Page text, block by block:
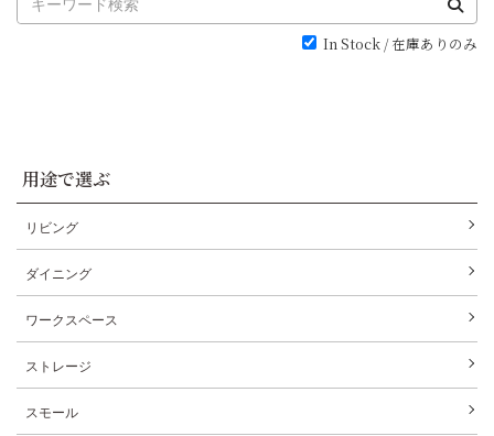
In Stock / 在庫ありのみ
用途で選ぶ
リビング
ダイニング
ワークスペース
ストレージ
スモール